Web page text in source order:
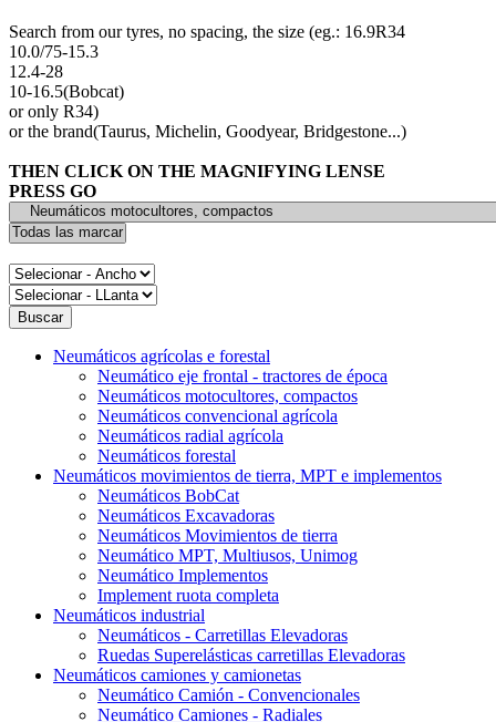
Search from our tyres, no spacing, the size (eg.: 16.9R34
10.0/75-15.3
12.4-28
10-16.5(Bobcat)
or only R34)
or the brand(Taurus, Michelin, Goodyear, Bridgestone...)
THEN CLICK ON THE MAGNIFYING LENSE
PRESS GO
Neumáticos agrícolas e forestal
Neumático eje frontal - tractores de época
Neumáticos motocultores, compactos
Neumáticos convencional agrícola
Neumáticos radial agrícola
Neumáticos forestal
Neumáticos movimientos de tierra, MPT e implementos
Neumáticos BobCat
Neumáticos Excavadoras
Neumáticos Movimientos de tierra
Neumático MPT, Multiusos, Unimog
Neumático Implementos
Implement ruota completa
Neumáticos industrial
Neumáticos - Carretillas Elevadoras
Ruedas Superelásticas carretillas Elevadoras
Neumáticos camiones y camionetas
Neumático Camión - Convencionales
Neumático Camiones - Radiales